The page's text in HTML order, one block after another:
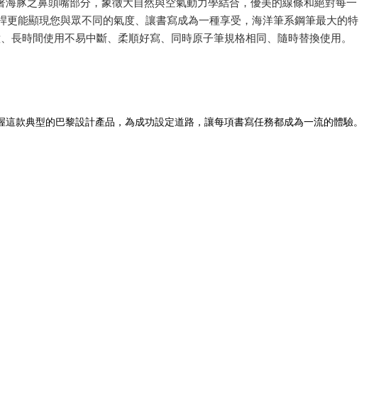
海豚之鼻頭嘴部分，象徵大自然與空氣動力學結合，優美的線條和絕對每一
能顯現您與眾不同的氣度、讓書寫成為一種享受，海洋筆系鋼筆最大的特
時間使用不易中斷、柔順好寫、同時原子筆規格相同、隨時替換使用。
款典型的巴黎設計產品，為成功設定道路，讓每項書寫任務都成為一流的體驗。